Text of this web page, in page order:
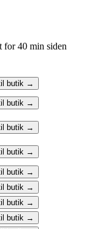
for 40 min siden
butik →
butik →
butik →
butik →
butik →
butik →
butik →
butik →